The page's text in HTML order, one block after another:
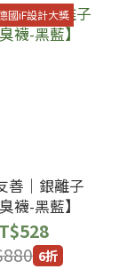
國iF設計大獎
善｜銀離子
襪-黑藍】
6折